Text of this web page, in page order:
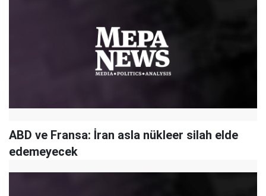
ABD ve Fransa: İran asla nükleer silah elde
edemeyecek